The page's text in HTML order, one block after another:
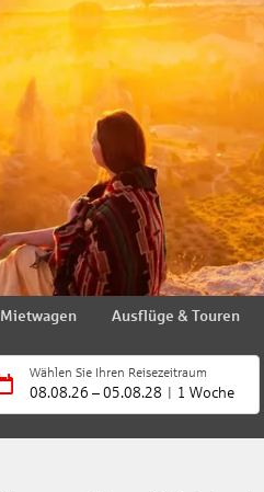
Mietwagen Ausflüge & Touren
Wählen Sie Ihren Reisezeitraum
08.08.26 – 05.08.28 1 Woche